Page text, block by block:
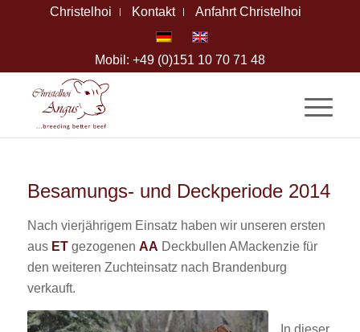
Christelhoi Kontakt Anfahrt Christelhoi
Mobil: +49 (0)151 10 70 71 48
Besamungs- und Deckperiode 2014
Nach vierjährigem Einsatz haben wir unseren ersten
aus ETgezogenen AA Deckbullen AMackenzie für
den weiteren Zuchteinsatz nach Brandenburg
verkauft.
In dieser